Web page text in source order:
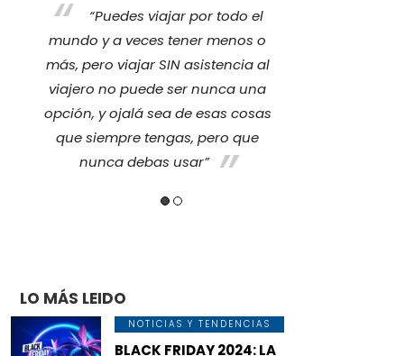
“Puedes viajar por todo el
mundo y a veces tener menos o
más, pero viajar SIN asistencia al
viajero no puede ser nunca una
opción, y ojalá sea de esas cosas
que siempre tengas, pero que
nunca debas usar”
LO MÁS LEIDO
NOTICIAS Y TENDENCIAS
BLACK FRIDAY 2024: LA